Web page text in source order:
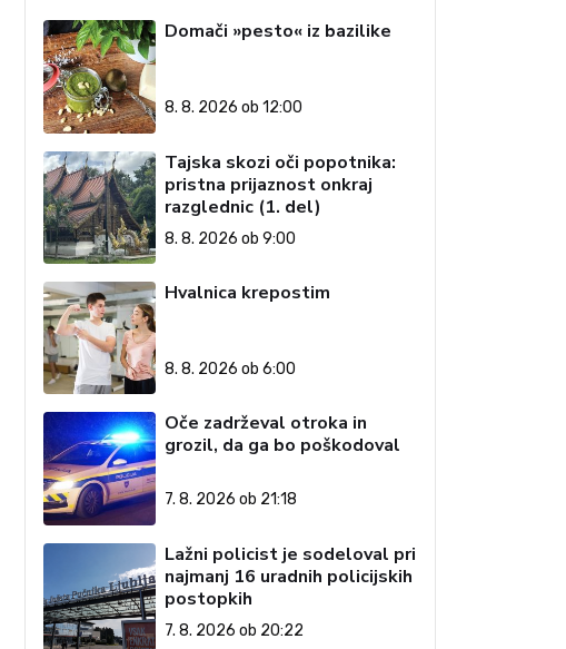
Domači »pesto« iz bazilike
8. 8. 2026 ob 12:00
Tajska skozi oči popotnika:
pristna prijaznost onkraj
razglednic (1. del)
8. 8. 2026 ob 9:00
Hvalnica krepostim
8. 8. 2026 ob 6:00
Oče zadrževal otroka in
grozil, da ga bo poškodoval
7. 8. 2026 ob 21:18
Lažni policist je sodeloval pri
najmanj 16 uradnih policijskih
postopkih
7. 8. 2026 ob 20:22